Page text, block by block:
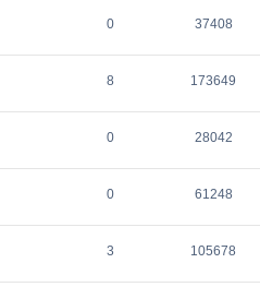
0 37408
8 173649
0 28042
0 61248
3 105678